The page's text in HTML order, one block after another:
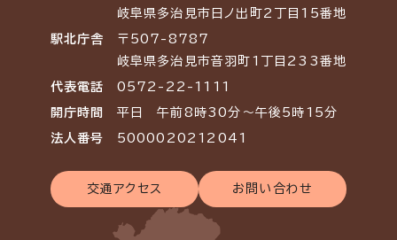
岐阜県多治見市日ノ出町2丁目15番地
駅北庁舎
〒507-8787
岐阜県多治見市音羽町1丁目233番地
代表電話 0572-22-1111
開庁時間 平日 午前8時30分～午後5時15分
法人番号 5000020212041
交通アクセス お問い合わせ